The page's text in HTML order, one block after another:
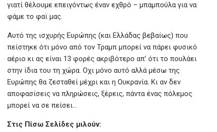
γιατί θέλουμε επειγόντως έναν εχθρό – μπαμπούλα για να
φάμε το φαϊ μας.
Αυτό της ισχυρής Ευρώπης (και Ελλάδας βεβαίως) που
πείστηκε ότι μόνο από τον Τραμπ μπορεί να πάρει φυσικό
αέριο κι ας είναι 13 φορές ακριβότερο απ’ ότι το πουλάει
στην ίδια του τη χώρα. Οχι μόνο αυτό αλλά μέσω της
Ευρώπης θα ζεσταθεί μέχρι και η Ουκρανία. Κι αν δεν
αποφασίσεις να πληρώσεις, ξέρεις, πάντα ένας πόλεμος
μπορεί να σε πείσει…
Στις Πίσω Σελίδες μιλούν: